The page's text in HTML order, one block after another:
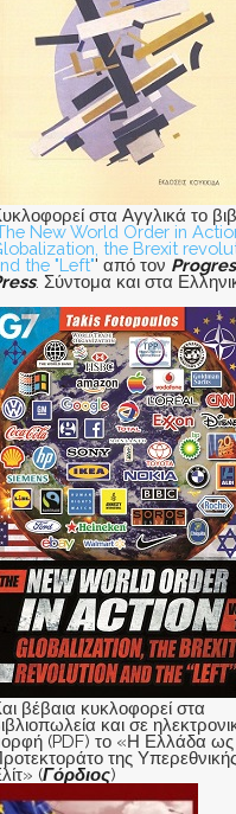
στα Αγγλικά το
New World Order in
the Brexit
the "Left"' από τον
. Σύντομα και στα
βέβαια κυκλοφορεί στα
και σε
(PDF) το «Η Ελλάδα ως
της
(Γόρδιος)